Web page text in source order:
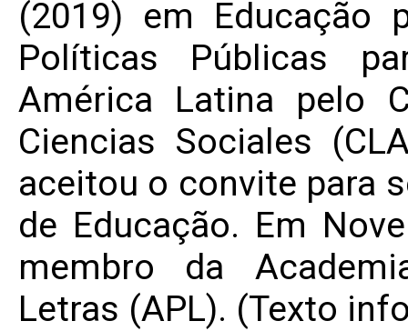
(2019) em Educação
Políticas Públicas
América Latina pelo
Ciencias Sociales
aceitou o convite para
de Educação. Em
membro da
Letras (APL). (Texto